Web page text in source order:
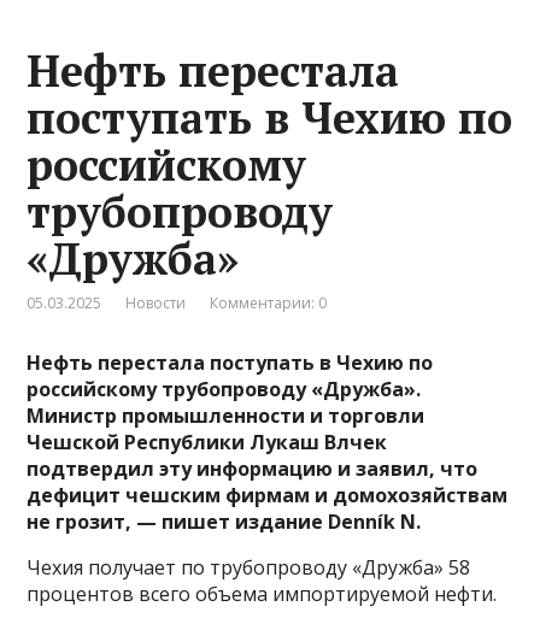
Нефть перестала
поступать в Чехию по
российскому
трубопроводу
«Дружба»
05.03.2025 Новости Комментарии: 0
Нефть перестала поступать в Чехию по
российскому трубопроводу «Дружба».
Министр промышленности и торговли
Чешской Республики Лукаш Влчек
подтвердил эту информацию и заявил, что
дефицит чешским фирмам и домохозяйствам
не грозит, — пишет издание Denník N.
Чехия получает по трубопроводу «Дружба» 58
процентов всего объема импортируемой нефти.